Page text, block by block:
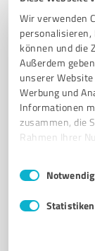
Wir verwenden
können und die
Außerdem
unserer
Werbung und
Informationen
zusammen, die
Rahmen Ihrer
Impressum
Notwendig
Statistiken
und
LEASINGSERVICE
NEUWAGENLEASING
LEASING OHNE
LEASING OHNE
info@agentur-